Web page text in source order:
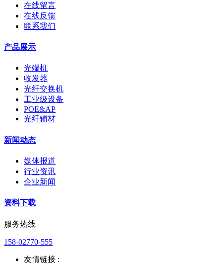
在线留言
在线反馈
联系我们
产品展示
光端机
收发器
光纤交换机
工业级设备
POE&AP
光纤辅材
新闻动态
媒体报道
行业资讯
企业新闻
资料下载
服务热线
158-02770-555
友情链接 :